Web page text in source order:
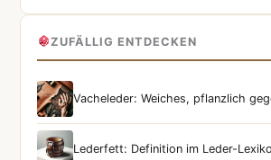
ZUFÄLLIG ENTDECKEN
Vacheleder: Weiches, pflanzlich
Lederfett: Definition im Leder-